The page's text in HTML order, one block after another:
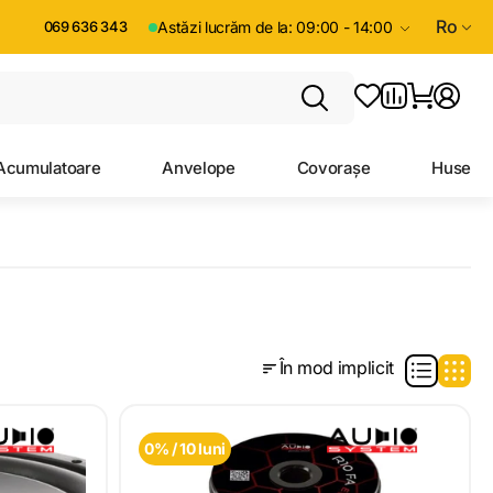
069 636 343 Astăzi lucrăm de la: 09:00 - 14:00 Ro
Anvelope Covorașe Huse
În mod implicit
0% / 10 luni